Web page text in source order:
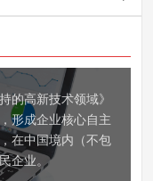
的高新技术领域》
形成企业核心自主
在中国境内（不包
企业。